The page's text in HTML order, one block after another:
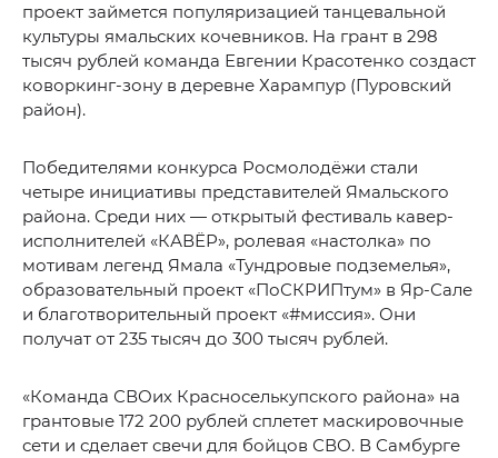
проект займется популяризацией танцевальной
культуры ямальских кочевников. На грант в 298
тысяч рублей команда Евгении Красотенко создаст
коворкинг-зону в деревне Харампур (Пуровский
район).
Победителями конкурса Росмолодёжи стали
четыре инициативы представителей Ямальского
района. Среди них — открытый фестиваль кавер-
исполнителей «КАВЁР», ролевая «настолка» по
мотивам легенд Ямала «Тундровые подземелья»,
образовательный проект «ПоСКРИПтум» в Яр-Сале
и благотворительный проект «#миссия». Они
получат от 235 тысяч до 300 тысяч рублей.
«Команда СВОих Красноселькупского района» на
грантовые 172 200 рублей сплетет маскировочные
сети и сделает свечи для бойцов СВО. В Самбурге